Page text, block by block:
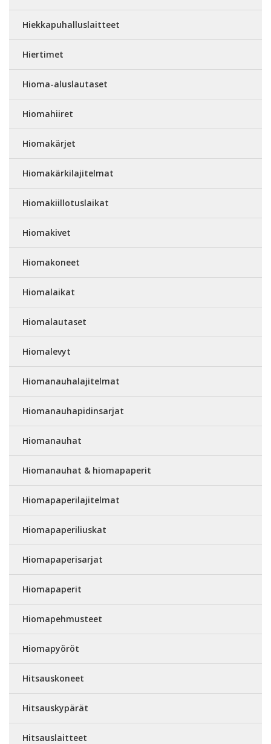
Hiekkapuhalluslaitteet
Hiertimet
Hioma-aluslautaset
Hiomahiiret
Hiomakärjet
Hiomakärkilajitelmat
Hiomakiillotuslaikat
Hiomakivet
Hiomakoneet
Hiomalaikat
Hiomalautaset
Hiomalevyt
Hiomanauhalajitelmat
Hiomanauhapidinsarjat
Hiomanauhat
Hiomanauhat & hiomapaperit
Hiomapaperilajitelmat
Hiomapaperiliuskat
Hiomapaperisarjat
Hiomapaperit
Hiomapehmusteet
Hiomapyöröt
Hitsauskoneet
Hitsauskypärät
Hitsauslaitteet